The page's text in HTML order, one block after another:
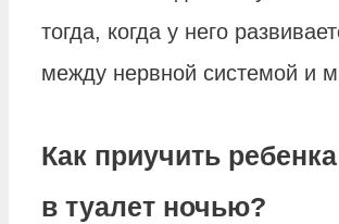
тогда, когда у него
между нервной системой и
Как приучить
в туалет ночью?